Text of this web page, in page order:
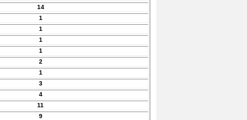
14
1
1
1
1
2
1
3
4
11
9